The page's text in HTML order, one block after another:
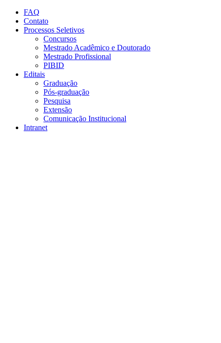
Conteúdo principal
FAQ
Contato
Processos Seletivos
Concursos
Mestrado Acadêmico e Doutorado
Mestrado Profissional
PIBID
Editais
Graduação
Pós-graduação
Pesquisa
Extensão
Comunicação Institucional
Intranet